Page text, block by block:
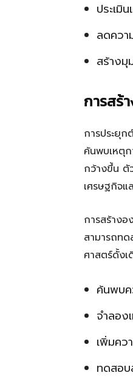
ประเมิ
ลดควา
สร้างมุ
การสร้
การประยุก
ค้นพบเหตุ
กว้างขึ้น ตั
เศรษฐกิจแ
การสร้าง
สามารถทด
ศาสตร์ดั้งเ
ค้นพบค
จำลอง
เพิ่มคว
ทดสอบ